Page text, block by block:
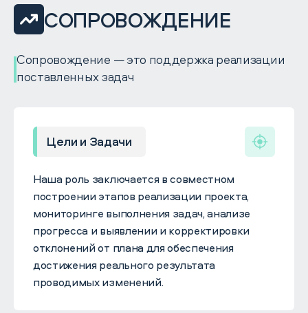
СОПРОВОЖДЕНИЕ
Сопровождение — это поддержка реализации
поставленных задач
Цели и Задачи
Наша роль заключается в совместном
построении этапов реализации проекта,
мониторинге выполнения задач, анализе
прогресса и выявлении и корректировки
отклонений от плана для обеспечения
достижения реального результата
проводимых изменений.